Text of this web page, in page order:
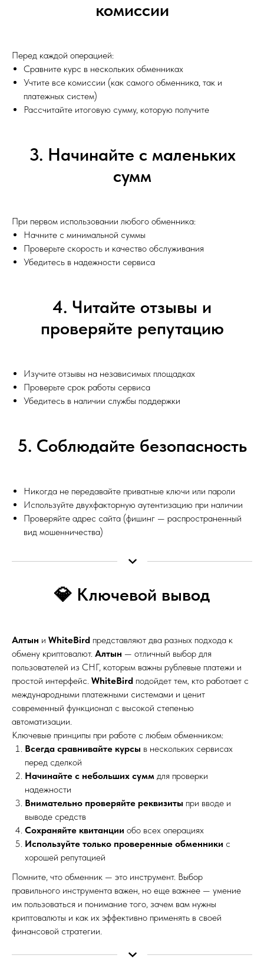
комиссии
Перед каждой операцией:
Сравните курс в нескольких обменниках
Учтите все комиссии (как самого обменника, так и
платежных систем)
Рассчитайте итоговую сумму, которую получите
3. Начинайте с маленьких
сумм
При первом использовании любого обменника:
Начните с минимальной суммы
Проверьте скорость и качество обслуживания
Убедитесь в надежности сервиса
4. Читайте отзывы и
проверяйте репутацию
Изучите отзывы на независимых площадках
Проверьте срок работы сервиса
Убедитесь в наличии службы поддержки
5. Соблюдайте безопасность
Никогда не передавайте приватные ключи или пароли
Используйте двухфакторную аутентизацию при наличии
Проверяйте адрес сайта (фишинг — распространенный
вид мошенничества)
💎 Ключевой вывод
Алтын и WhiteBird представляют два разных подхода к
обмену криптовалют. Алтын — отличный выбор для
пользователей из СНГ, которым важны рублевые платежи и
простой интерфейс. WhiteBird подойдет тем, кто работает с
международными платежными системами и ценит
современный функционал с высокой степенью
автоматизации.
Ключевые принципы при работе с любым обменником:
Всегда сравнивайте курсы в нескольких сервисах
перед сделкой
Начинайте с небольших сумм для проверки
надежности
Внимательно проверяйте реквизиты при вводе и
выводе средств
Сохраняйте квитанции обо всех операциях
Используйте только проверенные обменники с
хорошей репутацией
Помните, что обменник — это инструмент. Выбор
правильного инструмента важен, но еще важнее — умение
им пользоваться и понимание того, зачем вам нужны
криптовалюты и как их эффективно применять в своей
финансовой стратегии.